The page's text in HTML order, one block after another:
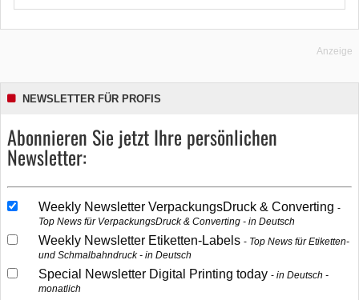
Anzeige
NEWSLETTER FÜR PROFIS
Abonnieren Sie jetzt Ihre persönlichen
Newsletter:
Weekly Newsletter VerpackungsDruck & Converting
Top News für VerpackungsDruck & Converting - in Deutsch
Weekly Newsletter Etiketten-Labels
Top News für Etiketten-
und Schmalbahndruck - in Deutsch
Special Newsletter Digital Printing today
in Deutsch -
monatlich